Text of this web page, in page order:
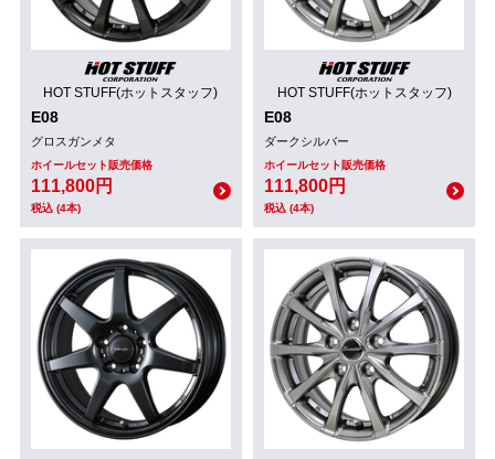
HOT STUFF(ホットスタッフ)
E08
グロスガンメタ
ホイールセット販売価格
111,800円
税込 (4本)
HOT STUFF(ホットスタッフ)
E08
ダークシルバー
ホイールセット販売価格
111,800円
税込 (4本)